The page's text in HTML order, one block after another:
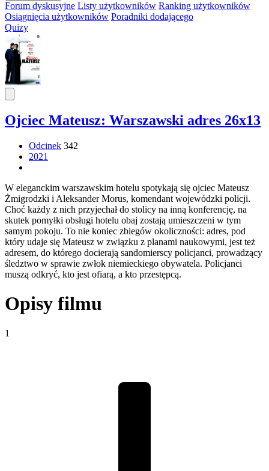
Forum dyskusyjne Listy użytkowników Ranking użytkowników
Osiągnięcia użytkowników Poradniki dodającego
Quizy
Ojciec Mateusz: Warszawski adres 26x13
Odcinek 342
2021
W eleganckim warszawskim hotelu spotykają się ojciec Mateusz
Żmigrodzki i Aleksander Morus, komendant wojewódzki policji.
Choć każdy z nich przyjechał do stolicy na inną konferencję, na
skutek pomyłki obsługi hotelu obaj zostają umieszczeni w tym
samym pokoju. To nie koniec zbiegów okoliczności: adres, pod
który udaje się Mateusz w związku z planami naukowymi, jest też
adresem, do którego docierają sandomierscy policjanci, prowadzący
śledztwo w sprawie zwłok niemieckiego obywatela. Policjanci
muszą odkryć, kto jest ofiarą, a kto przestępcą.
Opisy filmu
1